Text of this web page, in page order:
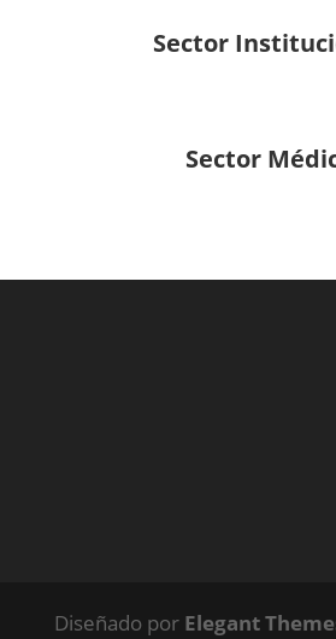
Sector
Sector
Diseñado por Elegant